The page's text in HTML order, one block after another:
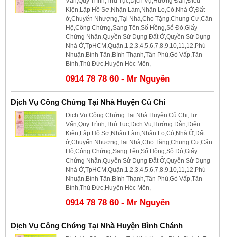
Kiện,Lập Hồ Sơ,Nhận Làm,Nhận Lo,Có,Nhà Ở,Đất
ở,Chuyển Nhượng,Tại Nhà,Cho Tặng,Chung Cư,Căn
Hộ,Công Chứng,Sang Tên,Sổ Hồng,Sổ Đỏ,Giấy
Chứng Nhận,Quyền Sử Dụng Đất Ở,Quyền Sử Dụng
Nhà Ở,TpHCM,Quận,1,2,3,4,5,6,7,8,9,10,11,12,Phú
Nhuận,Bình Tân,Bình Thạnh,Tân Phú,Gò Vấp,Tân
Bình,Thủ Đức,Huyện Hóc Môn,
0914 78 78 60 - Mr Nguyên
Dịch Vụ Công Chứng Tại Nhà Huyện Củ Chi
Dịch Vụ Công Chứng Tại Nhà Huyện Củ Chi,Tư
Vấn,Quy Trình,Thủ Tục,Dịch Vụ,Hướng Đẫn,Điều
Kiện,Lập Hồ Sơ,Nhận Làm,Nhận Lo,Có,Nhà Ở,Đất
ở,Chuyển Nhượng,Tại Nhà,Cho Tặng,Chung Cư,Căn
Hộ,Công Chứng,Sang Tên,Sổ Hồng,Sổ Đỏ,Giấy
Chứng Nhận,Quyền Sử Dụng Đất Ở,Quyền Sử Dụng
Nhà Ở,TpHCM,Quận,1,2,3,4,5,6,7,8,9,10,11,12,Phú
Nhuận,Bình Tân,Bình Thạnh,Tân Phú,Gò Vấp,Tân
Bình,Thủ Đức,Huyện Hóc Môn,
0914 78 78 60 - Mr Nguyên
Dịch Vụ Công Chứng Tại Nhà Huyện Bình Chánh